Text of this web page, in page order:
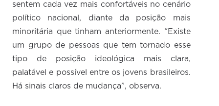
sentem cada vez mais confortáveis no cenário
político nacional, diante da posição mais
minoritária que tinham anteriormente. “Existe
um grupo de pessoas que tem tornado esse
tipo de posição ideológica mais clara,
palatável e possível entre os jovens brasileiros.
Há sinais claros de mudança”, observa.